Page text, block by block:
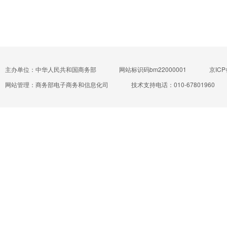
主办单位：中华人民共和国商务部 网站标识码bm22000001
京
网站管理：商务部电子商务和信息化司
技术支持电话：010-67801960